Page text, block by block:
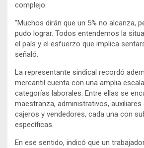
complejo.
“Muchos dirán que un 5% no alcanza,
pudo lograr. Todos entendemos la
el país y el esfuerzo que implica
señaló.
La representante sindical recordó
mercantil cuenta con una amplia
categorías laborales. Entre ellas se
maestranza, administrativos, auxiliares
cajeros y vendedores, cada una con
específicas.
En ese sentido, indicó que un